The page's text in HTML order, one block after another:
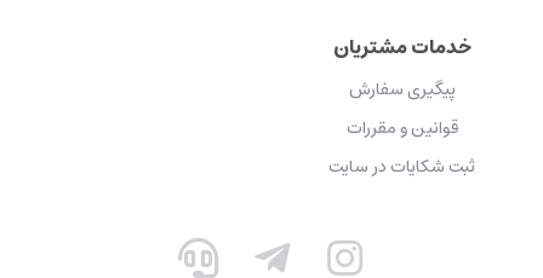
خدمات مشتریان
پیگیری سفارش
قوانین و مقررات
ثبت شکایات در سایت